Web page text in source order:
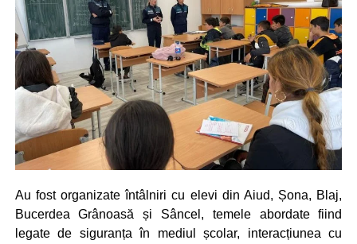
Au fost organizate întâlniri cu elevi din Aiud, Șona, Blaj,
Bucerdea Grânoasă și Sâncel, temele abordate fiind
legate de siguranța în mediul școlar, interacțiunea cu